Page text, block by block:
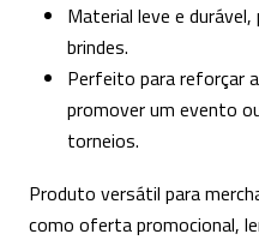
Material leve e
brindes.
Perfeito para reforçar
promover um evento
torneios.
Produto versátil para
como oferta promocional,